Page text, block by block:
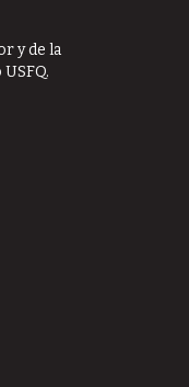
y de la